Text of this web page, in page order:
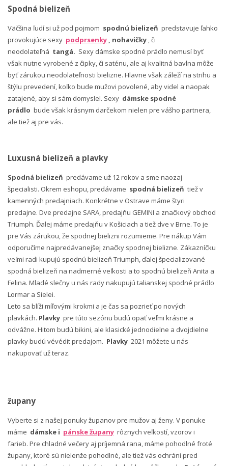
Spodná bielizeň
Väčšina ľudí si už pod pojmom spodnú bielizeň predstavuje ľahko
provokujúce sexy podprsenky , nohavičky , či
neodolateľná tangá. Sexy dámske spodné prádlo nemusí byť
však nutne vyrobené z čipky, či saténu, ale aj kvalitná bavlna môže
byť zárukou neodolateľnosti bielizne. Hlavne však záleží na strihu a
štýlu prevedení, koľko bude mužovi povolené, aby videl a naopak
zatajené, aby si sám domyslel. Sexy dámske spodné
prádlo bude však krásnym darčekom nielen pre vášho partnera,
ale tiež aj pre vás.
Luxusná bielizeň a plavky
Spodná bielizeň predávame už 12 rokov a sme naozaj
špecialisti. Okrem eshopu, predávame spodná bielizeň tiež v
kamenných predajniach. Konkrétne v Ostrave máme štyri
predajne. Dve predajne SARA, predajňu GEMINI a značkový obchod
Triumph. Ďalej máme predajňu v Košiciach a tiež dve v Brne. To je
pre Vás zárukou, že spodnej bielizni rozumieme. Pre nákup Vám
odporučíme najpredávanejšej značky spodnej bielizne. Zákazníčku
veľmi radi kupujú spodnú bielizeň Triumph, ďalej špecializované
spodná bielizeň na nadmerné veľkosti a to spodnú bielizeň Anita a
Felina. Mladé slečny u nás rady nakupujú talianskej spodné prádlo
Lormar a Sielei.
Leto sa blíži míľovými krokmi a je čas sa pozrieť po nových
plavkách. Plavky pre túto sezónu budú opäť veľmi krásne a
odvážne. Hitom budú bikini, ale klasické jednodielne a dvojdielne
plavky budú vévédit predajom. Plavky 2021 môžete u nás
nakupovať už teraz.
župany
Vyberte si z našej ponuky županov pre mužov aj ženy. V ponuke
máme dámske i pánske župany rôznych veľkostí, vzorov i
farieb. Pre chladné večery aj príjemná rana, máme pohodlné froté
župany, ktoré sú nielenže pohodlné, ale tiež vás ochráni pred